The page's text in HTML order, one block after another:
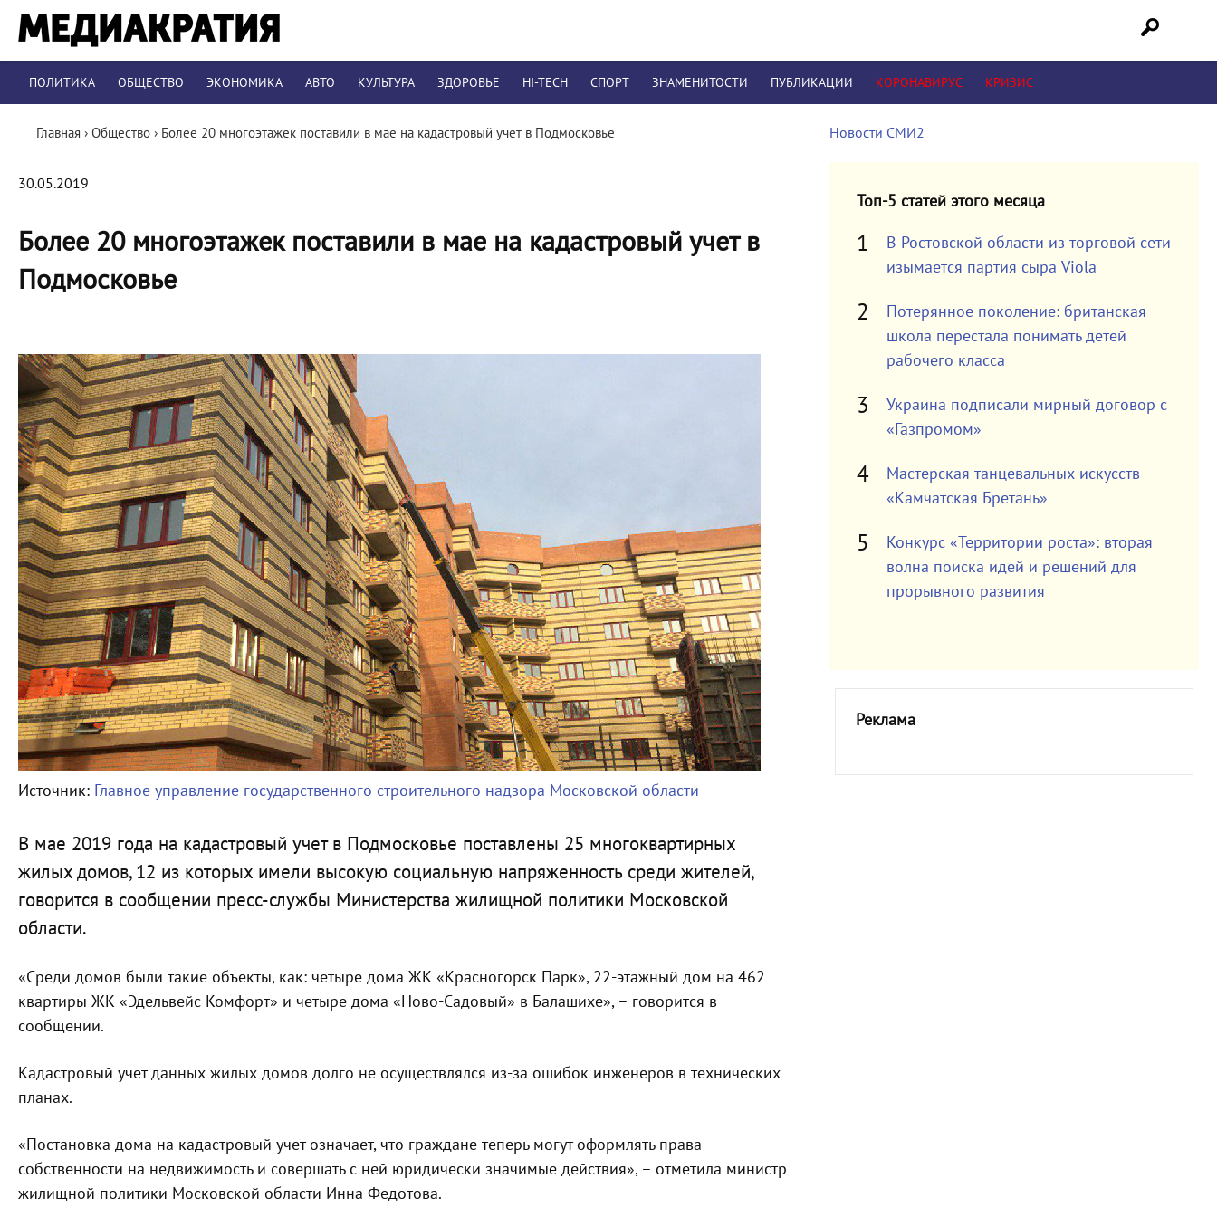
ПОЛИТИКА ОБЩЕСТВО ЭКОНОМИКА АВТО КУЛЬТУРА ЗДОРОВЬЕ HI-TECH СПОРТ ЗНАМЕНИТОСТИ ПУБЛИКАЦИИ КОРОНАВИРУС КРИЗИС
Главная › Общество › Более 20 многоэтажек поставили в мае на кадастровый учет в Подмосковье
30.05.2019
Более 20 многоэтажек поставили в мае на кадастровый учет в
Подмосковье
Источник: Главное управление государственного строительного надзора Московской области
В мае 2019 года на кадастровый учет в Подмосковье поставлены 25 многоквартирных
жилых домов, 12 из которых имели высокую социальную напряженность среди жителей,
говорится в сообщении пресс-службы Министерства жилищной политики Московской
области.
«Среди домов были такие объекты, как: четыре дома ЖК «Красногорск Парк», 22-этажный дом на 462
квартиры ЖК «Эдельвейс Комфорт» и четыре дома «Ново-Садовый» в Балашихе», – говорится в
сообщении.
Кадастровый учет данных жилых домов долго не осуществлялся из-за ошибок инженеров в технических
планах.
«Постановка дома на кадастровый учет означает, что граждане теперь могут оформлять права
собственности на недвижимость и совершать с ней юридически значимые действия», – отметила министр
жилищной политики Московской области Инна Федотова.
Новости СМИ2
Топ-5 статей этого месяца
В Ростовской области из торговой сети
изымается партия сыра Viola
Потерянное поколение: британская
школа перестала понимать детей
рабочего класса
Украина подписали мирный договор с
«Газпромом»
Мастерская танцевальных искусств
«Камчатская Бретань»
Конкурс «Территории роста»: вторая
волна поиска идей и решений для
прорывного развития
Реклама